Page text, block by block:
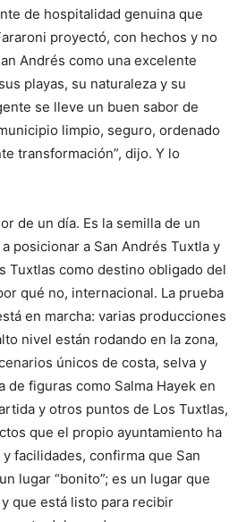
de hospitalidad genuina que
proyectó, con hechos y no
Andrés como una excelente
playas, su naturaleza y su
se lleve un buen sabor de
limpio, seguro, ordenado
transformación”, dijo. Y lo
de un día. Es la semilla de un
posicionar a San Andrés Tuxtla y
Tuxtlas como destino obligado del
qué no, internacional. La prueba
en marcha: varias producciones
nivel están rodando en la zona,
únicos de costa, selva y
de figuras como Salma Hayek en
y otros puntos de Los Tuxtlas,
que el propio ayuntamiento ha
facilidades, confirma que San
lugar “bonito”; es un lugar que
que está listo para recibir